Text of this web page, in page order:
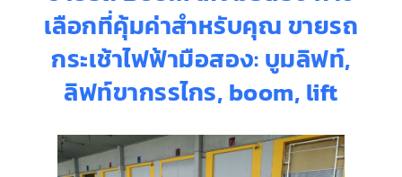
เลือกที่คุ้มค่าสำหรับคุณ ขายรถ
กระเช้าไฟฟ้ามือสอง: บูมลิฟท์,
ลิฟท์ขากรรไกร, boom, lift